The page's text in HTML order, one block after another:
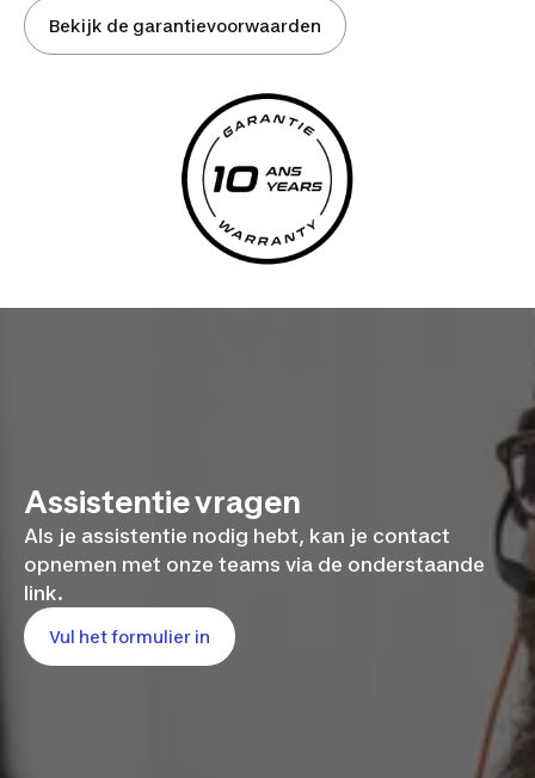
Bekijk de garantievoorwaarden
Assistentie vragen
Als je assistentie nodig hebt, kan je contact
opnemen met onze teams via de onderstaande
link.
Vul het formulier in